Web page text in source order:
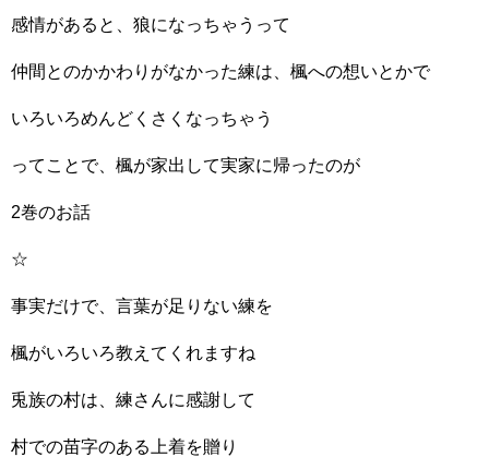
感情があると、狼になっちゃうって
仲間とのかかわりがなかった練は、楓への想いとかで
いろいろめんどくさくなっちゃう
ってことで、楓が家出して実家に帰ったのが
2巻のお話
☆
事実だけで、言葉が足りない練を
楓がいろいろ教えてくれますね
兎族の村は、練さんに感謝して
村での苗字のある上着を贈り